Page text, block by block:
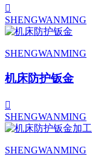
SHENGWANMING
SHENGWANMING
机床防护钣金
SHENGWANMING
SHENGWANMING